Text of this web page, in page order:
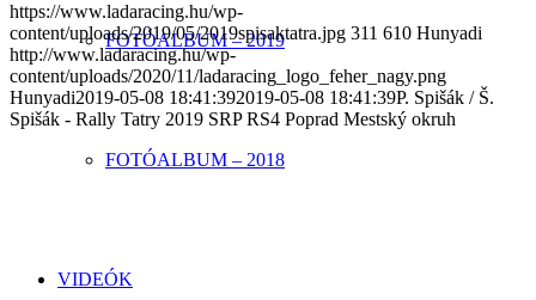
FOTÓALBUM – 2019
FOTÓALBUM – 2018
VIDEÓK
https://www.ladaracing.hu/wp-
content/uploads/2019/05/2019spisaktatra.jpg 311 610 Hunyadi
http://www.ladaracing.hu/wp-
content/uploads/2020/11/ladaracing_logo_feher_nagy.png
Hunyadi2019-05-08 18:41:392019-05-08 18:41:39P. Spišák / Š.
Spišák - Rally Tatry 2019 SRP RS4 Poprad Mestský okruh